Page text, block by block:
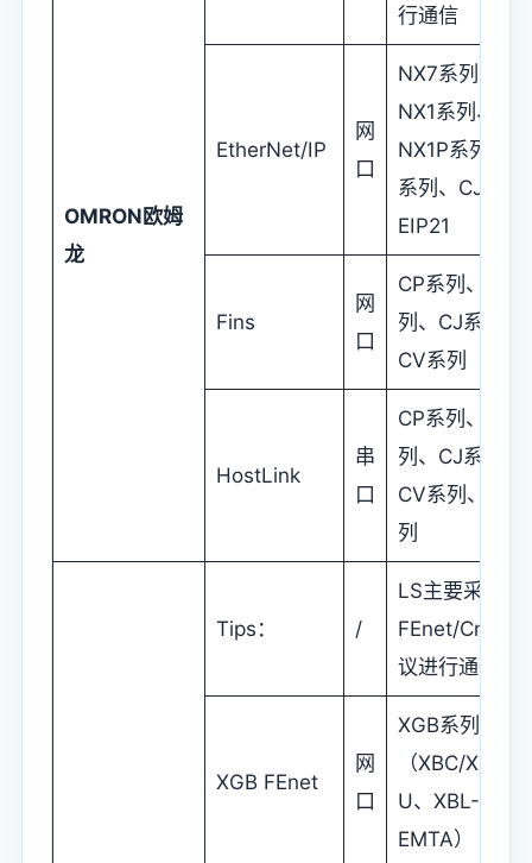
OMRON欧姆
龙
行通信
EtherNet/IP
网
口
NX7系列、
NX1系列、
NX1P系列、
系列、CJ1W-
EIP21
Fins
网
口
CP系列、CS系
列、CJ系列、
CV系列
HostLink
串
口
CP系列、CS系
列、CJ系列、
CV系列、C系
列
Tips： /
LS主要采用
FEnet/Cnet协
议进行通信
XGB FEnet
网
口
XGB系列
（XBC/XEC
U、XBL-
EMTA）